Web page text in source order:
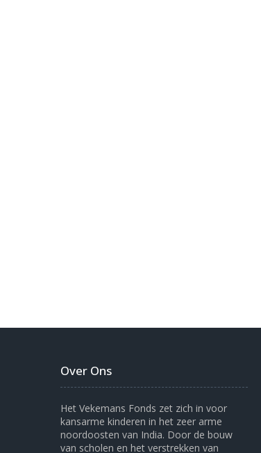
Over Ons
Het Vekemans Fonds zet zich in voor
kansarme kinderen in het zeer arme
noordoosten van India. Door de bouw
van scholen en het verstrekken van